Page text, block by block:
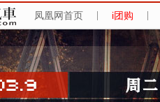
凤凰网首页 i团购